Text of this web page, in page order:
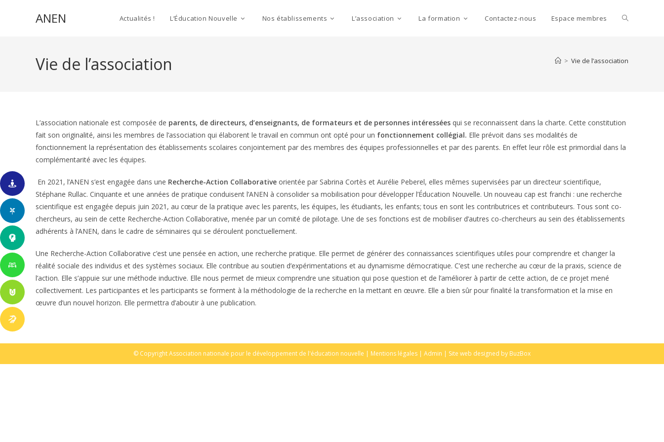
ANEN Actualités ! L’Éducation Nouvelle Nos établissements L’association La formation Contactez-nous Espace membres Toggle
Vie de l’association > Vie de l’association
L’association nationale est composée de parents, de directeurs, d’enseignants, de formateurs et de personnes intéressées qui se reconnaissent dans la charte. Cette constitution
fait son originalité, ainsi les membres de l’association qui élaborent le travail en commun ont opté pour un fonctionnement collégial. Elle prévoit dans ses modalités de
fonctionnement la représentation des établissements scolaires conjointement par des membres des équipes professionnelles et par des parents. En effet leur rôle est primordial dans la
complémentarité avec les équipes.
En 2021, l’ANEN s’est engagée dans une Recherche-Action Collaborative orientée par Sabrina Cortès et Aurélie Peberel, elles mêmes supervisées par un directeur scientifique,
Stéphane Rullac. Cinquante et une années de pratique conduisent l’ANEN à consolider sa mobilisation pour développer l’Éducation Nouvelle. Un nouveau cap est franchi : une recherche
scientifique est engagée depuis juin 2021, au cœur de la pratique avec les parents, les équipes, les étudiants, les enfants; tous en sont les contributrices et contributeurs. Tous sont co-
chercheurs, au sein de cette Recherche-Action Collaborative, menée par un comité de pilotage. Une de ses fonctions est de mobiliser d’autres co-chercheurs au sein des établissements
adhérents à l’ANEN, dans le cadre de séminaires qui se déroulent ponctuellement.
Une Recherche-Action Collaborative c’est une pensée en action, une recherche pratique. Elle permet de générer des connaissances scientifiques utiles pour comprendre et changer la
réalité sociale des individus et des systèmes sociaux. Elle contribue au soutien d’expérimentations et au dynamisme démocratique. C’est une recherche au cœur de la praxis, science de
l’action. Elle s’appuie sur une méthode inductive. Elle nous permet de mieux comprendre une situation qui pose question et de l’améliorer à partir de cette action, de ce projet mené
collectivement. Les participantes et les participants se forment à la méthodologie de la recherche en la mettant en œuvre. Elle a bien sûr pour finalité la transformation et la mise en
œuvre d’un nouvel horizon. Elle permettra d’aboutir à une publication.
© Copyright Association nationale pour le développement de l'éducation nouvelle | Mentions légales | Admin | Site web designed by BuzBox